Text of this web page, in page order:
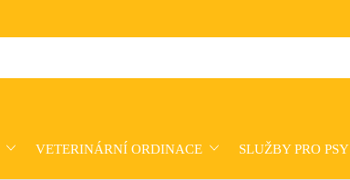
VETERINÁRNÍ ORDINACE SLUŽBY PRO PSY